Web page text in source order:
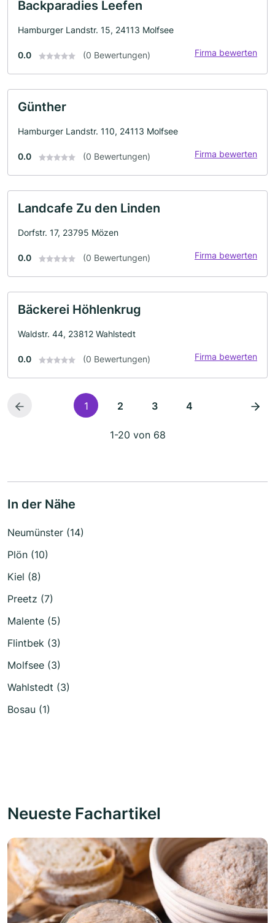
Backparadies Leefen
Hamburger Landstr. 15, 24113 Molfsee
0.0 (0 Bewertungen) Firma bewerten
Günther
Hamburger Landstr. 110, 24113 Molfsee
0.0 (0 Bewertungen) Firma bewerten
Landcafe Zu den Linden
Dorfstr. 17, 23795 Mözen
0.0 (0 Bewertungen) Firma bewerten
Bäckerei Höhlenkrug
Waldstr. 44, 23812 Wahlstedt
0.0 (0 Bewertungen) Firma bewerten
1 2 3 4
1-20 von 68
In der Nähe
Neumünster (14)
Plön (10)
Kiel (8)
Preetz (7)
Malente (5)
Flintbek (3)
Molfsee (3)
Wahlstedt (3)
Bosau (1)
Neueste Fachartikel